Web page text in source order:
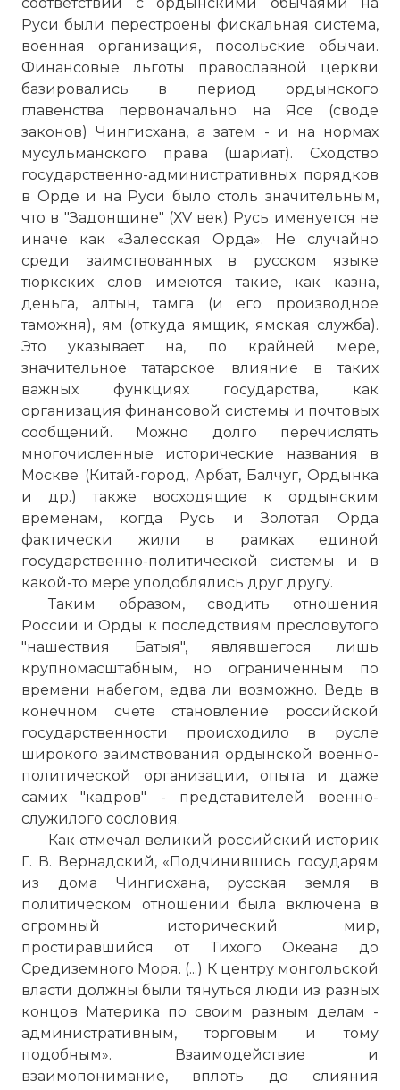
Руси были перестроены фискальная система,
военная организация, посольские обычаи.
Финансовые льготы православной церкви
базировались в период ордынского
главенства первоначально на Ясе (своде
законов) Чингисхана, а затем - и на нормах
мусульманского права (шариат). Сходство
государственно-административных порядков
в Орде и на Руси было столь значительным,
что в "Задонщине" (ХV век) Русь именуется не
иначе как «Залесская Орда». Не случайно
среди заимствованных в русском языке
тюркских слов имеются такие, как казна,
деньга, алтын, тамга (и его производное
таможня), ям (откуда ямщик, ямская служба).
Это указывает на, по крайней мере,
значительное татарское влияние в таких
важных функциях государства, как
организация финансовой системы и почтовых
сообщений. Можно долго перечислять
многочисленные исторические названия в
Москве (Китай-город, Арбат, Балчуг, Ордынка
и др.) также восходящие к ордынским
временам, когда Русь и Золотая Орда
фактически жили в рамках единой
государственно-политической системы и в
какой-то мере уподоблялись друг другу.
Таким образом, сводить отношения
России и Орды к последствиям пресловутого
"нашествия Батыя", являвшегося лишь
крупномасштабным, но ограниченным по
времени набегом, едва ли возможно. Ведь в
конечном счете становление российской
государственности происходило в русле
широкого заимствования ордынской военно-
политической организации, опыта и даже
самих "кадров" - представителей военно-
служилого сословия.
Как отмечал великий российский историк
Г. В. Вернадский, «Подчинившись государям
из дома Чингисхана, русская земля в
политическом отношении была включена в
огромный исторический мир,
простиравшийся от Тихого Океана до
Средиземного Моря. (...) К центру монгольской
власти должны были тянуться люди из разных
концов Материка по своим разным делам -
административным, торговым и тому
подобным». Взаимодействие и
взаимопонимание, вплоть до слияния